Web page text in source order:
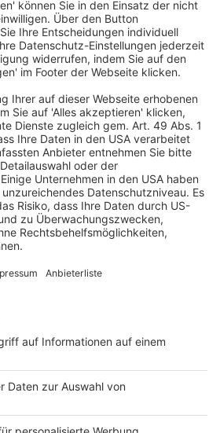
Empfehlung der
Sondervoten nicht ein. Mit
die Kommission für eine
dass die
Entgelt gilt. In der Konsequenz
diese Gruppe zu bildende
Equal-Pay-Anspruch
Das ist ein anderes Konzept
des BAG.